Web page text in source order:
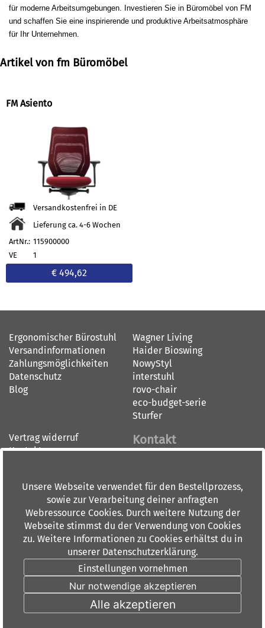
für moderne Arbeitsumgebungen. Investieren Sie in Büromöbel von FM
und schaffen Sie eine inspirierende und produktive Arbeitsatmosphäre
für Ihr Unternehmen.
Artikel von fm Büromöbel
FM Asiento
Versandkostenfrei in DE
Lieferung ca. 4-6 Wochen
ArtNr.: 115900000
VE
1
€ 494,62
Ergonomischer Bürostuhl
Versandinformationen
Zahlungsmöglichkeiten
Datenschutz
Blog
Wagner Living
Haider Bioswing
NowyStyl
interstuhl
rovo-chair
eco-budget-serie
Sturfer
Vertrag widerruf
Kontakt
Widerrufsbelehrung
Kontakt
BÜRO-CENTER RHEIN-MAIN
Dieburger Straße 36
60386 Frankfurt am Main
Tel: 069 84 00 6 0
Fax: 069 88 91 10
info(at)doorn.de
Öffnungszeiten:
Montag - Donnerstag 9.00-
18.00 Uhr
Freitags 9.00-15.00 Uhr
Unsere Webseite verwendet für den Bestellprozess,
sowie zur Verarbeitung deiner anfragten
Webressource Cookies. Durch weitere Nutzung der
Webseite stimmst du der Verwendung von Cookies
zu. Weitere Informationen zu Cookies erhältst du in
unserer Datenschutzerklärung.
Einstellungen vornehmen
Nur notwendige akzeptieren
Alle akzeptieren